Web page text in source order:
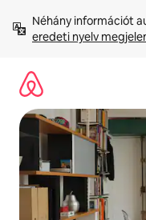
tartalomra
Néhány információt
eredeti nyelv